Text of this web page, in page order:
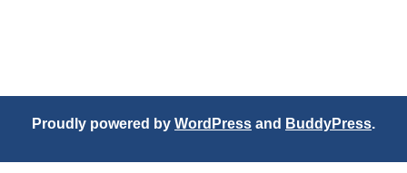
Proudly powered by WordPress and BuddyPress.